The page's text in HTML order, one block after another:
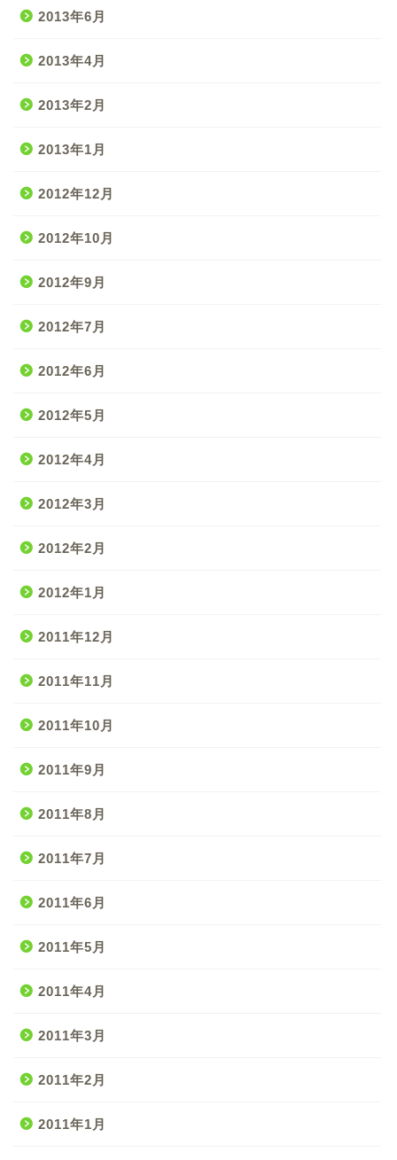
2013年6月
2013年4月
2013年2月
2013年1月
2012年12月
2012年10月
2012年9月
2012年7月
2012年6月
2012年5月
2012年4月
2012年3月
2012年2月
2012年1月
2011年12月
2011年11月
2011年10月
2011年9月
2011年8月
2011年7月
2011年6月
2011年5月
2011年4月
2011年3月
2011年2月
2011年1月